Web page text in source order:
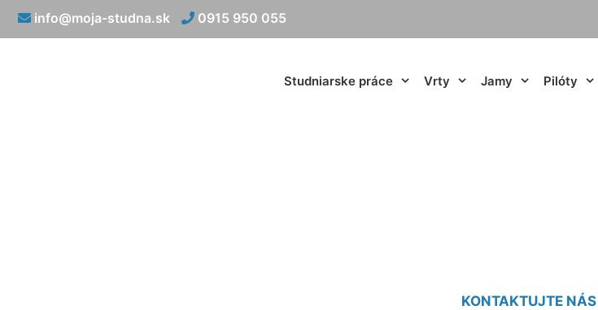
info@moja-studna.sk 0915 950 055
Studniarske práce Vrty Jamy Pilóty
KONTAKTUJTE NÁS